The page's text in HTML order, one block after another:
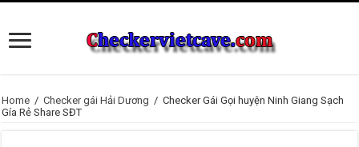
Home / Checker gái Hải Dương / Checker Gái Gọi huyện Ninh Giang Sạch
Gía Rẻ Share SĐT